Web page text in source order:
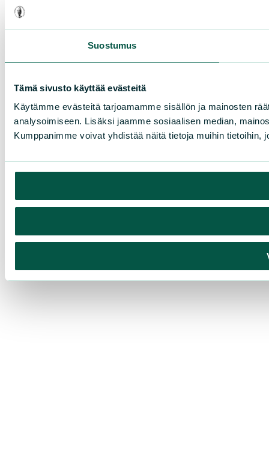
Suostumus
Tämä sivusto käyttää evästeitä
Käytämme evästeitä tarjoamamme sisällön ja mainosten
analysoimiseen. Lisäksi jaamme sosiaalisen median,
Kumppanimme voivat yhdistää näitä tietoja muihin tietoihin,